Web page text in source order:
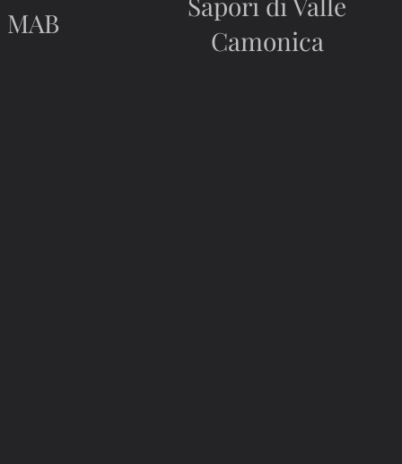
MAB
Camonica